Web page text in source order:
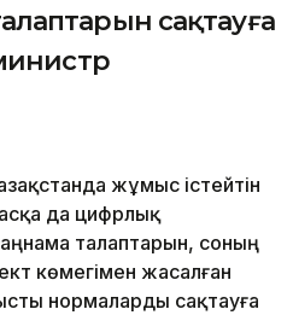
сақтауға
жұмыс істейтін
да цифрлық
талаптарын, соның
көмегімен жасалған
нормаларды сақтауға